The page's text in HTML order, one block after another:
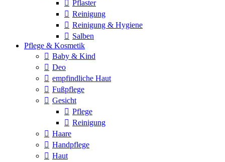
Pflaster
Reinigung
Reinigung & Hygiene
Salben
Pflege & Kosmetik
Baby & Kind
Deo
empfindliche Haut
Fußpflege
Gesicht
Pflege
Reinigung
Haare
Handpflege
Haut